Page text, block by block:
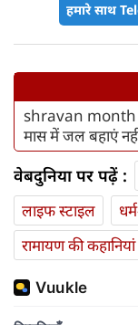
हमारे साथ
shravan month
मास में जल बहाएं
वेबदुनिया पर पढ़ें :
लाइफ स्‍टाइल
रामायण की कहानियां